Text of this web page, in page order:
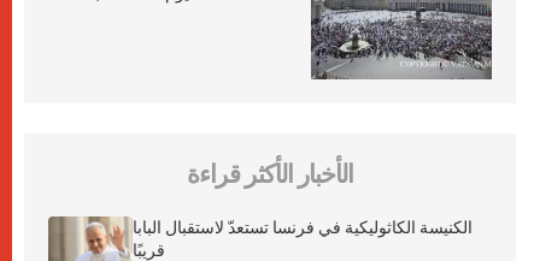
الأخبار الأكثر قراءة
الكنيسة الكاثوليكية في فرنسا تستعدّ لاستقبال البابا
قريبًا